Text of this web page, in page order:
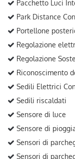
Pacchetto Luci
Park Distance
Portellone
Regolazione
Regolazione
Riconoscimento
Sedili Elettrici
Sedili riscaldati
Sensore di luce
Sensore di
Sensori di
Sensori di